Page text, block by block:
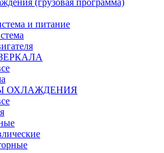
(грузовая программа)
и питание
ОХЛАЖДЕНИЯ